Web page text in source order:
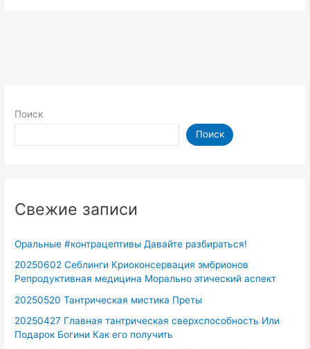
Поиск
Поиск
Свежие записи
Оральные #контрацептивы Давайте разбираться!
20250602 Себлинги Криоконсервация эмбрионов
Репродуктивная медицина Морально этический аспект
20250520 Тантрическая мистика Преты
20250427 Главная тантрическая сверхспособность Или
Подарок Богини Как его получить